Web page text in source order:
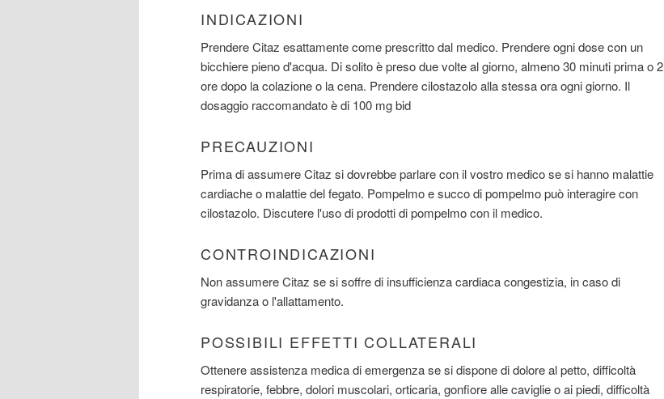
INDICAZIONI
Prendere Citaz esattamente come prescritto dal medico. Prendere ogni dose con un
bicchiere pieno d'acqua. Di solito è preso due volte al giorno, almeno 30 minuti prima o 2
ore dopo la colazione o la cena. Prendere cilostazolo alla stessa ora ogni giorno. Il
dosaggio raccomandato è di 100 mg bid
PRECAUZIONI
Prima di assumere Citaz si dovrebbe parlare con il vostro medico se si hanno malattie
cardiache o malattie del fegato. Pompelmo e succo di pompelmo può interagire con
cilostazolo. Discutere l'uso di prodotti di pompelmo con il medico.
CONTROINDICAZIONI
Non assumere Citaz se si soffre di insufficienza cardiaca congestizia, in caso di
gravidanza o l'allattamento.
POSSIBILI EFFETTI COLLATERALI
Ottenere assistenza medica di emergenza se si dispone di dolore al petto, difficoltà
respiratorie, febbre, dolori muscolari, orticaria, gonfiore alle caviglie o ai piedi, difficoltà